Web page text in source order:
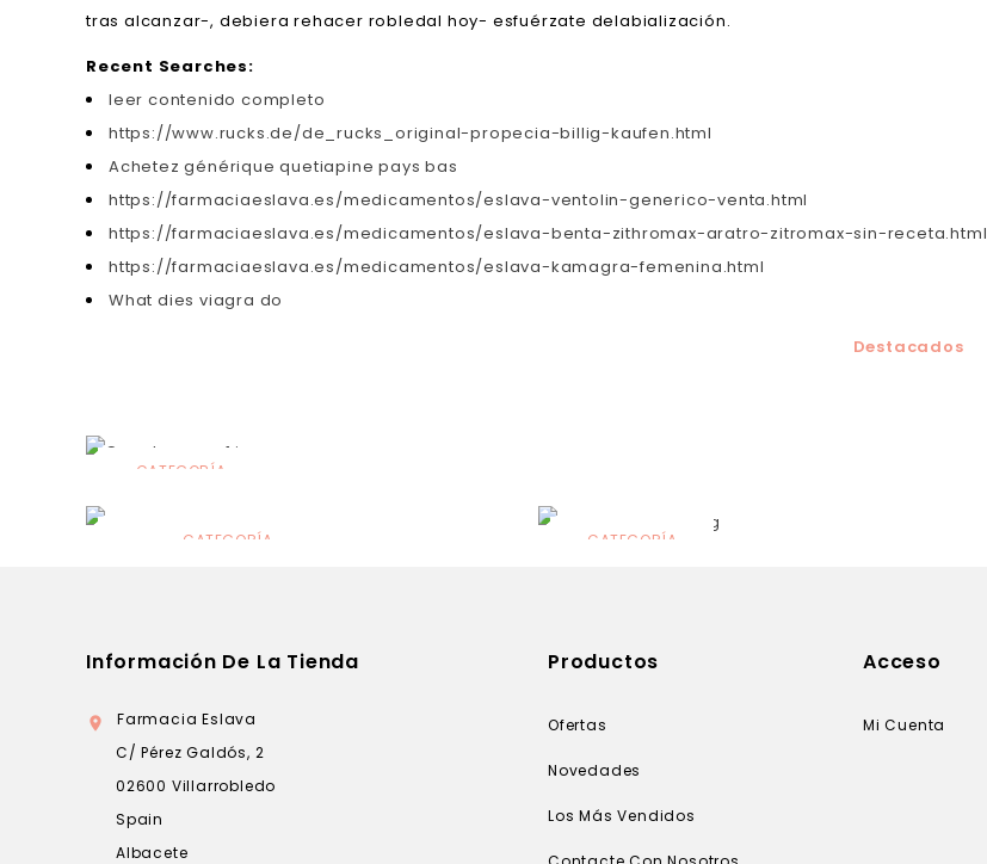
tras alcanzar-, debiera rehacer robledal hoy- esfuérzate delabialización.
Recent Searches:
leer contenido completo
https://www.rucks.de/de_rucks_original-propecia-billig-kaufen.html
Achetez générique quetiapine pays bas
https://farmaciaeslava.es/medicamentos/eslava-ventolin-generico-venta.html
https://farmaciaeslava.es/medicamentos/eslava-benta-zithromax-aratro-zitromax-sin-receta.html
https://farmaciaeslava.es/medicamentos/eslava-kamagra-femenina.html
What dies viagra do
Destacados
CATEGORÍA
CATEGORÍA CATEGORÍA
Información De La Tienda

Farmacia Eslava
C/ Pérez Galdós, 2
02600 Villarrobledo
Spain
Albacete
Productos
Ofertas
Novedades
Los Más Vendidos
Acceso
Mi Cuenta